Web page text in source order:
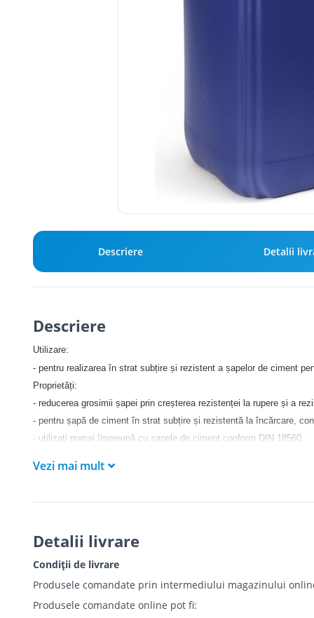
Descriere Detalii
Descriere
Utilizare:
- pentru realizarea în strat subțire și rezistent a șapelor de ciment
Proprietăți:
- reducerea grosimii șapei prin creșterea rezistenței la rupere și a
- pentru șapă de ciment în strat subțire și rezistentă la încărcare,
- utilizați numai împreună cu șapele de ciment conform DIN 18560
Vezi mai mult
Detalii livrare
Condiții de livrare
Produsele comandate prin intermediului magazinului
Produsele comandate online pot fi: